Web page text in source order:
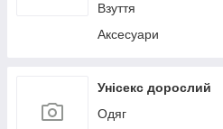
Взуття
Аксесуари
Унісекс дорослий
Одяг